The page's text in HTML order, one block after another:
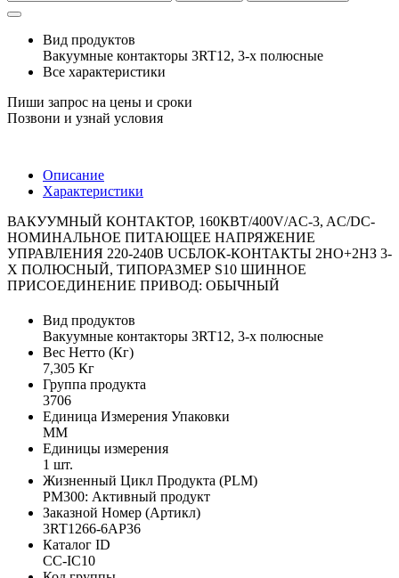
Вид продуктов
Вакуумные контакторы 3RT12, 3-х полюсные
Все характеристики
Пиши запрос на цены и сроки
Позвони и узнай условия
Описание
Характеристики
ВАКУУМНЫЙ КОНТАКТОР, 160КВТ/400V/AC-3, AC/DC-
НОМИНАЛЬНОЕ ПИТАЮЩЕЕ НАПРЯЖЕНИЕ
УПРАВЛЕНИЯ 220-240В UCБЛОК-КОНТАКТЫ 2НО+2НЗ 3-
Х ПОЛЮСНЫЙ, ТИПОРАЗМЕР S10 ШИННОЕ
ПРИСОЕДИНЕНИЕ ПРИВОД: ОБЫЧНЫЙ
Вид продуктов
Вакуумные контакторы 3RT12, 3-х полюсные
Вес Нетто (Кг)
7,305 Кг
Группа продукта
3706
Единица Измерения Упаковки
MM
Единицы измерения
1 шт.
Жизненный Цикл Продукта (PLM)
PM300: Активный продукт
Заказной Номер (Артикл)
3RT1266-6AP36
Каталог ID
CC-IC10